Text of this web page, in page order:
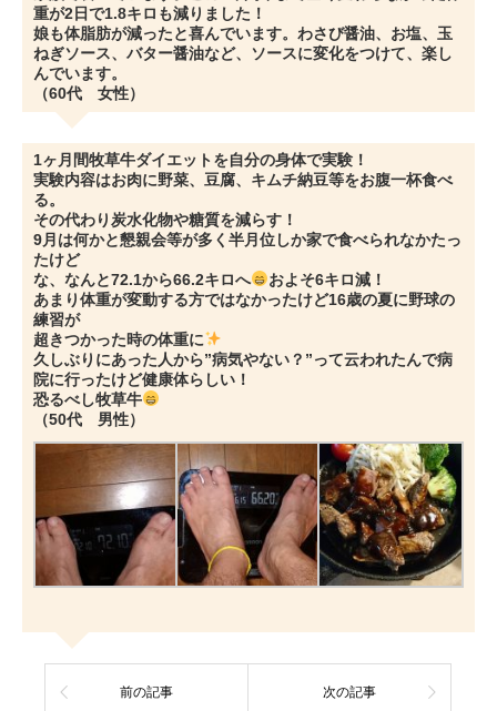
重が2日で1.8キロも減りました！
娘も体脂肪が減ったと喜んでいます。わさび醤油、お塩、玉
ねぎソース、バター醤油など、ソースに変化をつけて、楽し
んでいます。
（60代 女性）
1ヶ月間牧草牛ダイエットを自分の身体で実験！
実験内容はお肉に野菜、豆腐、キムチ納豆等をお腹一杯食べ
る。
その代わり炭水化物や糖質を減らす！
9月は何かと懇親会等が多く半月位しか家で食べられなかたっ
たけど
な、なんと72.1から66.2キロへ
およそ6キロ減！
あまり体重が変動する方ではなかったけど16歳の夏に野球の
練習が
超きつかった時の体重に
久しぶりにあった人から”病気やない？”って云われたんで病
院に行ったけど健康体らしい！
恐るべし牧草牛
（50代 男性）
前の記事 次の記事